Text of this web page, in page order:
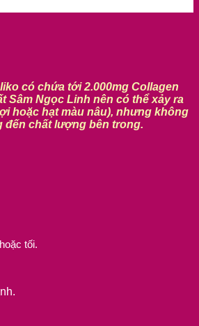
có chứa tới 2.000mg Collagen
Sâm Ngọc Linh nên có thể xảy ra
hoặc hạt màu nâu), nhưng không
đến chất lượng bên trong.
tối.